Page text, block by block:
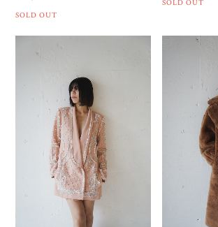
SOLD OUT
SOLD OUT